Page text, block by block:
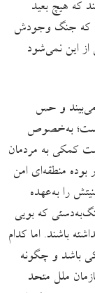
که هیچ بعید
که جنگ وجودش
این نمی‌شود
می‌بیند و حس
به‌خصوص
کمکی به مردمان
بوده منطقه‌ای امن
را به‌عهده
که بویی
باشند. اما کدام
باشد و چگونه
ملل متحد